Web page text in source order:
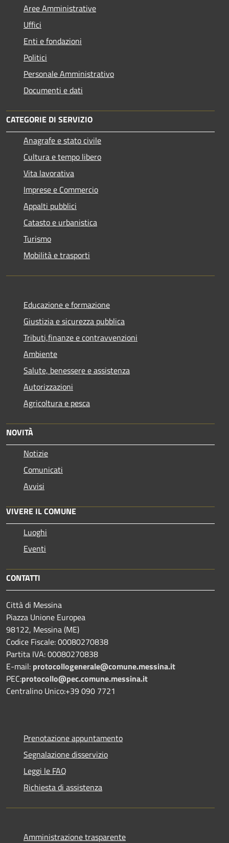
Aree Amministrative
Uffici
Enti e fondazioni
Politici
Personale Amministrativo
Documenti e dati
CATEGORIE DI SERVIZIO
Anagrafe e stato civile
Cultura e tempo libero
Vita lavorativa
Imprese e Commercio
Appalti pubblici
Catasto e urbanistica
Turismo
Mobilità e trasporti
Educazione e formazione
Giustizia e sicurezza pubblica
Tributi,finanze e contravvenzioni
Ambiente
Salute, benessere e assistenza
Autorizzazioni
Agricoltura e pesca
NOVITÀ
Notizie
Comunicati
Avvisi
VIVERE IL COMUNE
Luoghi
Eventi
CONTATTI
Città di Messina
Piazza Unione Europea
98122, Messina (ME)
Codice Fiscale: 00080270838
Partita IVA: 00080270838
E-mail: protocollogenerale@comune.messina.it
PEC:protocollo@pec.comune.messina.it
Centralino Unico:+39 090 7721
Prenotazione appuntamento
Segnalazione disservizio
Leggi le FAQ
Richiesta di assistenza
Amministrazione trasparente